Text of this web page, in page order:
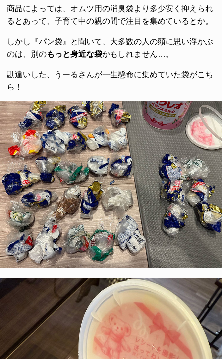
商品によっては、オムツ用の消臭袋より多少安く抑えられ
るとあって、子育て中の親の間で注目を集めているとか。
しかし『パン袋』と聞いて、大多数の人の頭に思い浮かぶ
のは、別のもっと身近な袋かもしれません…。
勘違いした、うーるさんが一生懸命に集めていた袋がこち
ら！